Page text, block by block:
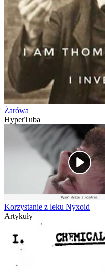
Żarówa
HyperTuba
Korzystanie z leku Nyxoid
Artykuły